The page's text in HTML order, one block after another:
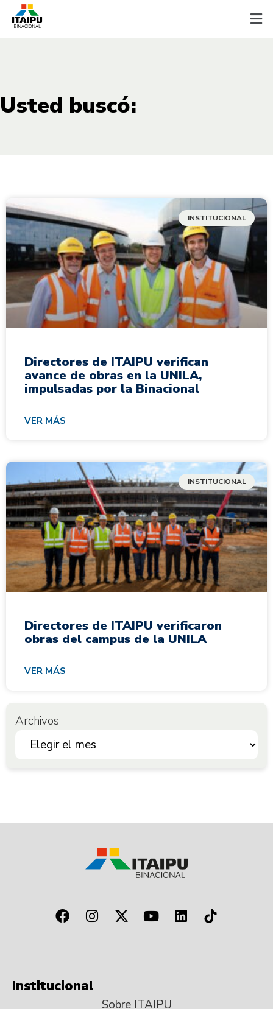
Usted buscó:
INSTITUCIONAL
Directores de ITAIPU verifican
avance de obras en la UNILA,
impulsadas por la Binacional
VER MÁS
INSTITUCIONAL
Directores de ITAIPU verificaron
obras del campus de la UNILA
VER MÁS
Archivos
Institucional
Sobre ITAIPU